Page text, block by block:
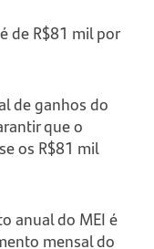
de R$81 mil por
de ganhos do
que o
os R$81 mil
anual do MEI é
mensal do